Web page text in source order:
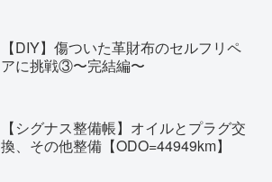
【DIY】傷ついた革財布のセルフリペ
アに挑戦③〜完結編〜
【シグナス整備帳】オイルとプラグ交
換、その他整備【ODO=44949km】